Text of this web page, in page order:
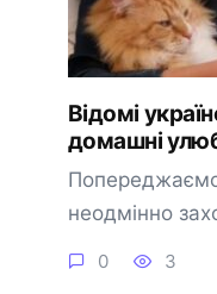
Відомі
домашні
неодмінно
0 3